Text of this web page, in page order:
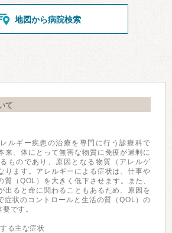
地図から病院検索
て
ルギー疾患の治療を専門に行う診療科で
来、体にとって無害な物質に免疫が過剰に
ものであり、原因となる物質（アレルゲ
ります。アレルギーによる症状は、仕事や
質（QOL）を大きく低下させます。また、
出ると命に関わることもあるため、原因を
症状のコントロールと生活の質（QOL）の
です。
る主な症状